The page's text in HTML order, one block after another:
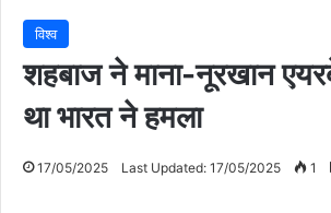
विश्व
शहबाज ने माना-नूरखान
था भारत ने हमला
17/05/2025 Last Updated: 17/05/2025 1